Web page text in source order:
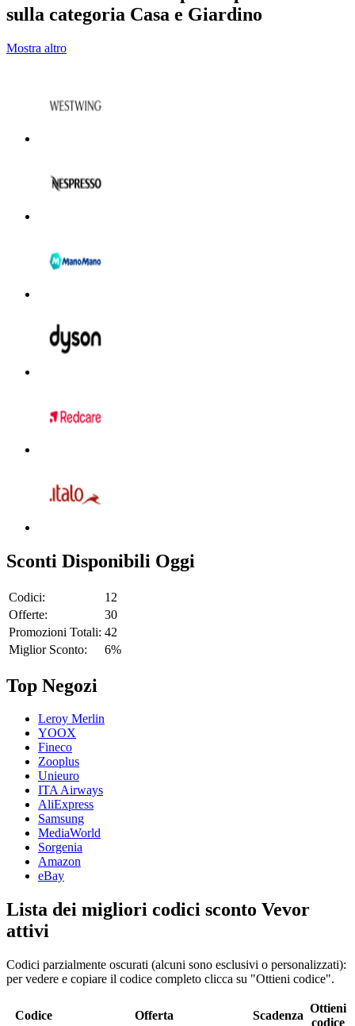
sulla categoria Casa e Giardino
Mostra altro
Sconti Disponibili Oggi
Codici:
12
Offerte:
30
Promozioni Totali: 42
Miglior Sconto:
6%
Top Negozi
Leroy Merlin
YOOX
Fineco
Zooplus
Unieuro
ITA Airways
AliExpress
Samsung
MediaWorld
Sorgenia
Amazon
eBay
Lista dei migliori codici sconto Vevor
attivi
Codici parzialmente oscurati (alcuni sono esclusivi o personalizzati):
per vedere e copiare il codice completo clicca su "Ottieni codice".
Codice Offerta Scadenza
Ottieni
codice